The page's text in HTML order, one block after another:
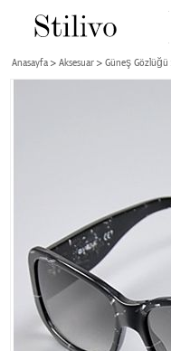
Anasayfa Aksesuar Güneş Gözlüğü